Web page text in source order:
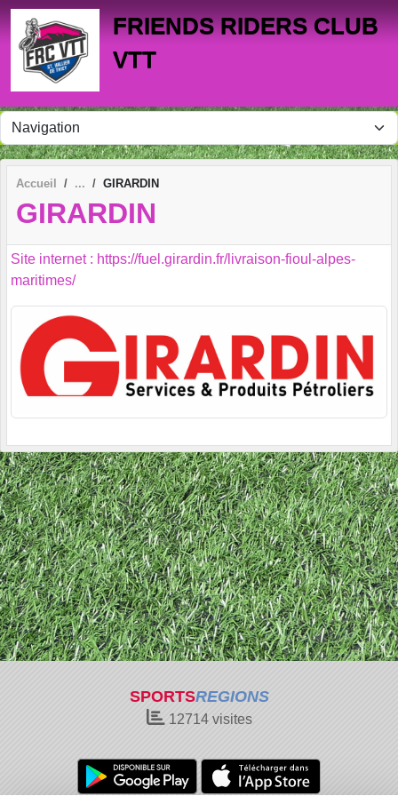
FRIENDS RIDERS CLUB
VTT
Accueil GIRARDIN
GIRARDIN
Site internet : https://fuel.girardin.fr/livraison-fioul-alpes-
maritimes/
SPORTSREGIONS
12714visites
Panneau de gestion des cookies